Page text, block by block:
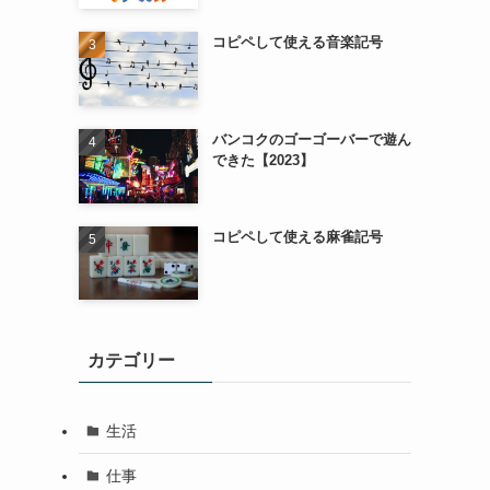
コピペして使える音楽記号
バンコクのゴーゴーバーで遊ん
できた【2023】
コピペして使える麻雀記号
カテゴリー
生活
仕事